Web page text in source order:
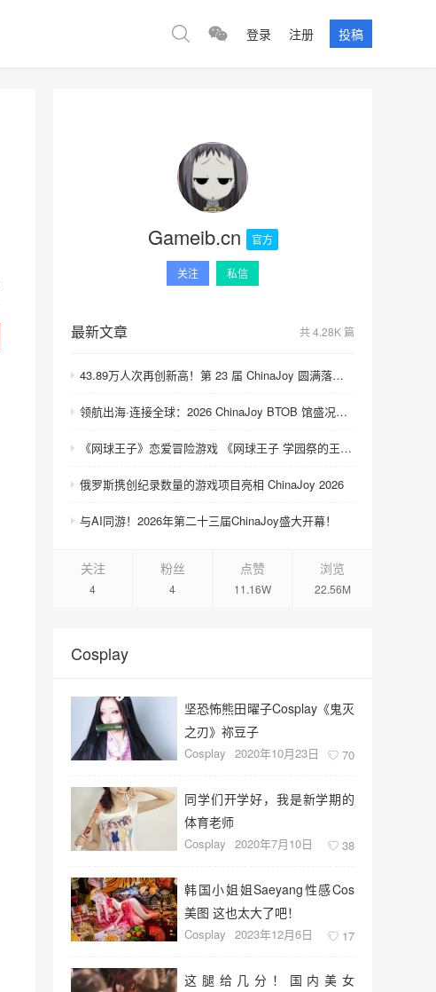
登录 注册 投稿
Gameib.cn 官方
关注 私信
最新文章 共 4.28K 篇
43.89万人次再创新高！第 23 届 ChinaJoy 圆满落幕：感谢有你，共赴这场“与 AI 同游”的盛夏之约
领航出海·连接全球：2026 ChinaJoy BTOB 馆盛况空前
《网球王子》恋爱冒险游戏 《网球王子 学园祭的王子们 ♡-40 and more…》与《网球王子 心跳求生 Tie break ♡game》发售
俄罗斯携创纪录数量的游戏项目亮相 ChinaJoy 2026
与AI同游！2026年第二十三届ChinaJoy盛大开幕！
关注
4
粉丝
4
点赞
11.16W
浏览
22.56M
Cosplay
坚恐怖熊田曜子Cosplay《鬼灭
之刃》祢豆子
Cosplay 2020年10月23日 70
同学们开学好，我是新学期的
体育老师
Cosplay 2020年7月10日 38
韩国小姐姐Saeyang性感Cos
美图 这也太大了吧！
Cosplay 2023年12月6日 17
这腿给几分！国内美女